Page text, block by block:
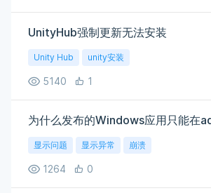
UnityHub强制更新无法安装
Unity Hub unity安装
5140 1
显示问题 显示异常 崩溃
1264 0